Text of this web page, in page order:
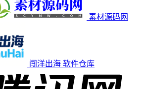
素材源码网
闯洋出海 软件仓库